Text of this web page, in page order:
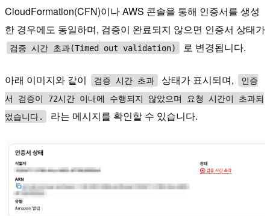
CloudFormation(CFN)이나 AWS 콘솔을 통해 인증서를 생성
한 경우에도 동일하며, 검증이 완료되지 않으면 인증서 상태가
검증 시간 초과(Timed out validation) 로 변경됩니다.
아래 이미지와 같이 검증 시간 초과 상태가 표시되며,
인증
서 검증이 72시간 이내에 수행되지 않았으며 요청 시간이 초과되
었습니다.
라는 메시지를 확인할 수 있습니다.